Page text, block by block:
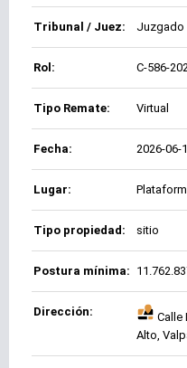
Tribunal / Juez: Juzgado
Rol: C-586-
Tipo Remate: Virtual
Fecha: 2026-06-
Lugar:
Tipo propiedad: sitio
Postura mínima:
Dirección:
Calle
Alto,